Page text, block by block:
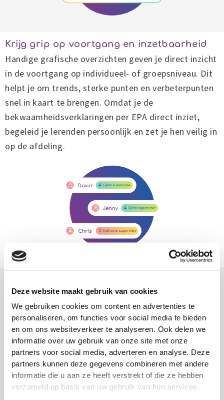
Deze website maakt gebruik van cookies
We gebruiken cookies om content en advertenties te
personaliseren, om functies voor social media te bieden
en om ons websiteverkeer te analyseren. Ook delen we
informatie over uw gebruik van onze site met onze
partners voor social media, adverteren en analyse. Deze
partners kunnen deze gegevens combineren met andere
informatie die u aan ze heeft verstrekt of die ze hebben
verzameld op basis van uw gebruik van hun services.
Krijg grip op voortgang en inzetbaarheid
Handige grafische overzichten geven je direct inzicht
in de voortgang op individueel- of groepsniveau. Dit
helpt je om trends, sterke punten en verbeterpunten
snel in kaart te brengen. Omdat je de
bekwaamheidsverklaringen per EPA direct inziet,
begeleid je lerenden persoonlijk en zet je hen veilig in
op de afdeling.
Je voegt eenvoudig eigen trainingen, video’s of
instructies toe die relevant zijn voor jouw specifieke
afdeling. Zo bereiden lerenden zich op elk moment
voor op een handeling of frissen ze hun kennis op,
juist als ze even niet aan het bed staan.
Door onze samenwerking met DUTCH krijgt ook
gesimuleerde praktijk een plek in Reconcept.